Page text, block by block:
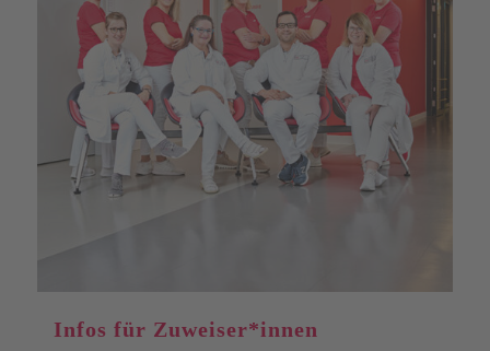
Infos für Zuweiser*innen